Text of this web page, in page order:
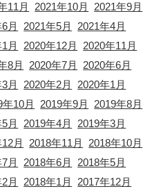
11月 2021年10月
2021年9月
月 2021年5月
2021年4月
月 2020年12月
2020年11月
8月 2020年7月
2020年6月
月 2020年2月
2020年1月
年10月 2019年9月
2019年8月
月 2019年4月
2019年3月
月 2018年11月
2018年10月
月 2018年6月
2018年5月
月 2018年1月
2017年12月